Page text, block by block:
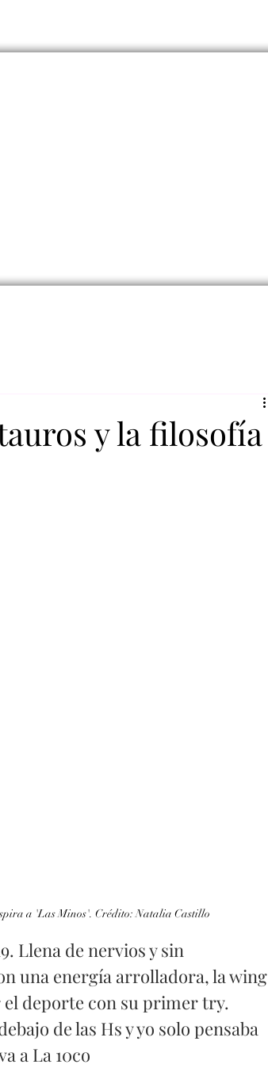
y la filosofía
a 'Las Minos'. Crédito: Natalia Castillo
Llena de nervios y sin
una energía arrolladora, la wing
deporte con su primer try.
de las Hs y yo solo pensaba
a La 10co